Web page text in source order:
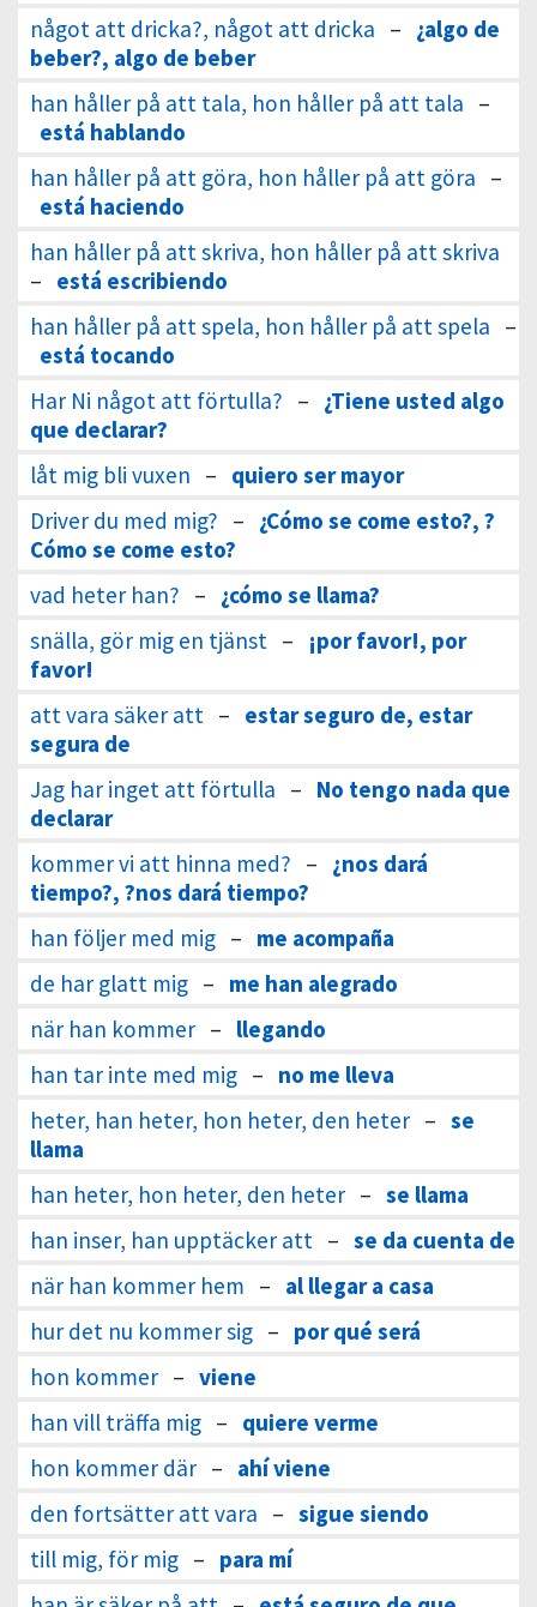
något att dricka?, något att dricka – ¿algo de
beber?, algo de beber
han håller på att tala, hon håller på att tala –
está hablando
han håller på att göra, hon håller på att göra –
está haciendo
han håller på att skriva, hon håller på att skriva
– está escribiendo
han håller på att spela, hon håller på att spela –
está tocando
Har Ni något att förtulla? – ¿Tiene usted algo
que declarar?
låt mig bli vuxen – quiero ser mayor
Driver du med mig? – ¿Cómo se come esto?, ?
Cómo se come esto?
vad heter han? – ¿cómo se llama?
snälla, gör mig en tjänst –
¡por favor!, por
favor!
att vara säker att – estar seguro de, estar
segura de
Jag har inget att förtulla – No tengo nada que
declarar
kommer vi att hinna med? – ¿nos dará
tiempo?, ?nos dará tiempo?
han följer med mig – me acompaña
de har glatt mig – me han alegrado
när han kommer – llegando
han tar inte med mig – no me lleva
heter, han heter, hon heter, den heter – se
llama
han heter, hon heter, den heter – se llama
han inser, han upptäcker att – se da cuenta de
när han kommer hem – al llegar a casa
hur det nu kommer sig – por qué será
hon kommer – viene
han vill träffa mig – quiere verme
hon kommer där – ahí viene
den fortsätter att vara – sigue siendo
till mig, för mig – para mí